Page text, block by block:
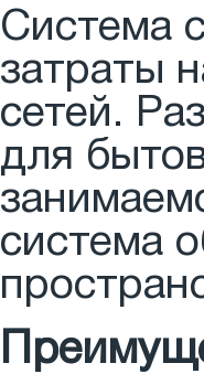
Система
затраты
сетей.
для
система